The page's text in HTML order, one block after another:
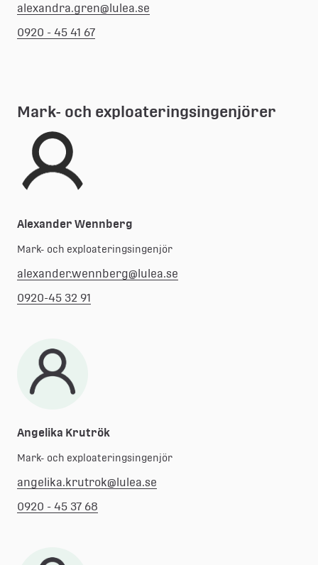
alexandra.gren@lulea.se
0920 - 45 41 67
Mark- och exploateringsingenjörer
Alexander Wennberg
Mark- och exploateringsingenjör
alexander.wennberg@lulea.se
0920-45 32 91
Angelika Krutrök
Mark- och exploateringsingenjör
angelika.krutrok@lulea.se
0920 - 45 37 68